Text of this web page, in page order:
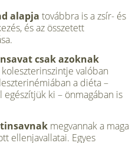
alapja továbbra is a zsír- és
és az összetett
csak azoknak
koleszterinszintje valóban
a diéta –
egészítjük ki – önmagában is
megvannak a maga
ellenjavallatai. Egyes